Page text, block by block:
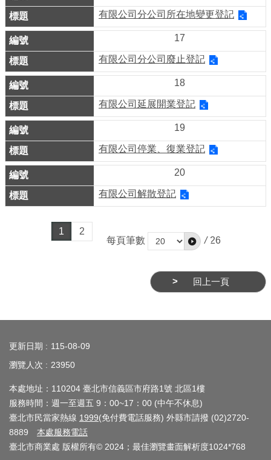
專
區
網
站
導
覽
回
首
頁
ENGLISH
彙
臺
北
通
陳
情
有限公司分公司所在地變更登記
17
有限公司分公司廢止登記
18
有限公司延展開業登記
19
有限公司停業、復業登記
20
有限公司解散登記
1
2
每頁筆數
/ 26
回上一頁
更新日期
115-08-09
瀏覽人次
23950
本處地址：110204 臺北市信義區市府路1號 北區1樓
服務時間：週一至週五 9：00~17：00 (中午不休息)
臺北市民當家熱線 1999(免付費電話服務) 外縣市請撥 (02)2720-
8889 本處服務電話
臺北市商業處 版權所有© 2024；最佳瀏覽畫面解析度1024*768